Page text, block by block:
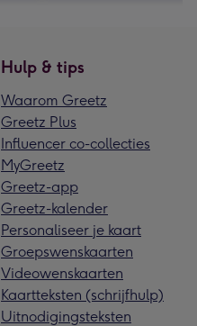
Hulp & tips
Waarom Greetz
Greetz Plus
Influencer co-collecties
MyGreetz
Greetz-app
Greetz-kalender
Personaliseer je kaart
Groepswenskaarten
Videowenskaarten
Kaartteksten (schrijfhulp)
Uitnodigingsteksten